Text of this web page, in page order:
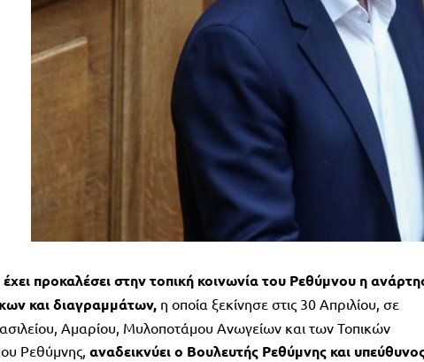
προκαλέσει στην τοπική κοινωνία του Ρεθύμνου η
και διαγραμμάτων, η οποία ξεκίνησε στις 30 Απριλίου, σε
Αμαρίου, Μυλοποτάμου Ανωγείων και των Τοπικών
Ρεθύμνης, αναδεικνύει ο Βουλευτής Ρεθύμνης και